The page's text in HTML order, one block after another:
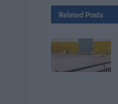
Related Posts